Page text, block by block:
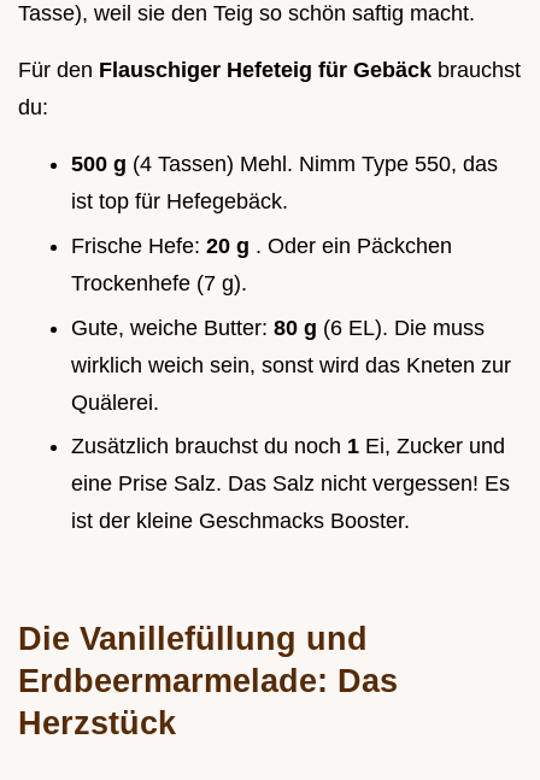
Tasse), weil sie den Teig so schön saftig macht.
Für den Flauschiger Hefeteig für Gebäck brauchst
du:
500 g (4 Tassen) Mehl. Nimm Type 550, das
ist top für Hefegebäck.
Frische Hefe: 20 g . Oder ein Päckchen
Trockenhefe (7 g).
Gute, weiche Butter: 80 g (6 EL). Die muss
wirklich weich sein, sonst wird das Kneten zur
Quälerei.
Zusätzlich brauchst du noch 1 Ei, Zucker und
eine Prise Salz. Das Salz nicht vergessen! Es
ist der kleine Geschmacks Booster.
Die Vanillefüllung und
Erdbeermarmelade: Das
Herzstück